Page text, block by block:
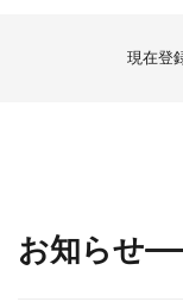
現在登
お知らせ